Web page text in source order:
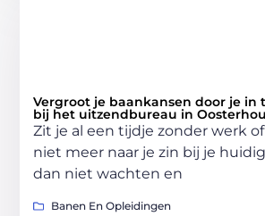
Vergroot je baankansen door je in
bij het uitzendbureau in
Zit je al een tijdje zonder werk
niet meer naar je zin bij je
dan niet wachten en
Banen En Opleidingen